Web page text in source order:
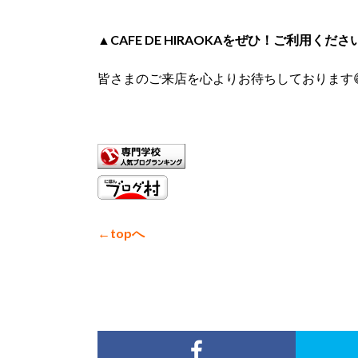
▲CAFE DE HIRAOKAをぜひ！ご利用くださ
皆さまのご来店を心よりお待ちしております
←topへ